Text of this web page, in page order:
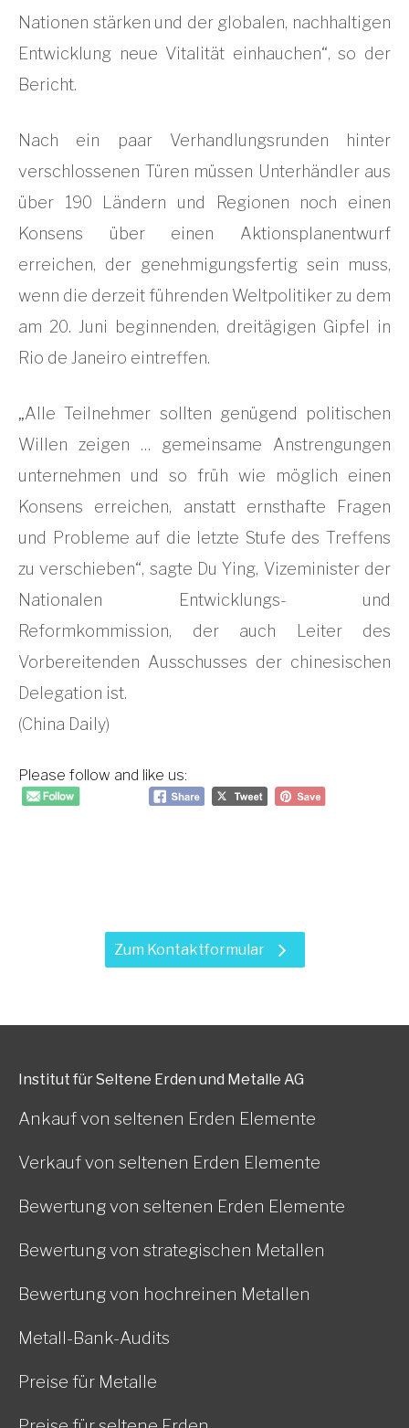
Nationen stärken und der globalen, nachhaltigen
Entwicklung neue Vitalität einhauchen“, so der
Bericht.
Nach ein paar Verhandlungsrunden hinter
verschlossenen Türen müssen Unterhändler aus
über 190 Ländern und Regionen noch einen
Konsens über einen Aktionsplanentwurf
erreichen, der genehmigungsfertig sein muss,
wenn die derzeit führenden Weltpolitiker zu dem
am 20. Juni beginnenden, dreitägigen Gipfel in
Rio de Janeiro eintreffen.
„Alle Teilnehmer sollten genügend politischen
Willen zeigen … gemeinsame Anstrengungen
unternehmen und so früh wie möglich einen
Konsens erreichen, anstatt ernsthafte Fragen
und Probleme auf die letzte Stufe des Treffens
zu verschieben“, sagte Du Ying, Vizeminister der
Nationalen Entwicklungs- und
Reformkommission, der auch Leiter des
Vorbereitenden Ausschusses der chinesischen
Delegation ist.
(China Daily)
Please follow and like us:
Zum Kontaktformular
Institut für Seltene Erden und Metalle AG
Ankauf von seltenen Erden Elemente
Verkauf von seltenen Erden Elemente
Bewertung von seltenen Erden Elemente
Bewertung von strategischen Metallen
Bewertung von hochreinen Metallen
Metall-Bank-Audits
Preise für Metalle